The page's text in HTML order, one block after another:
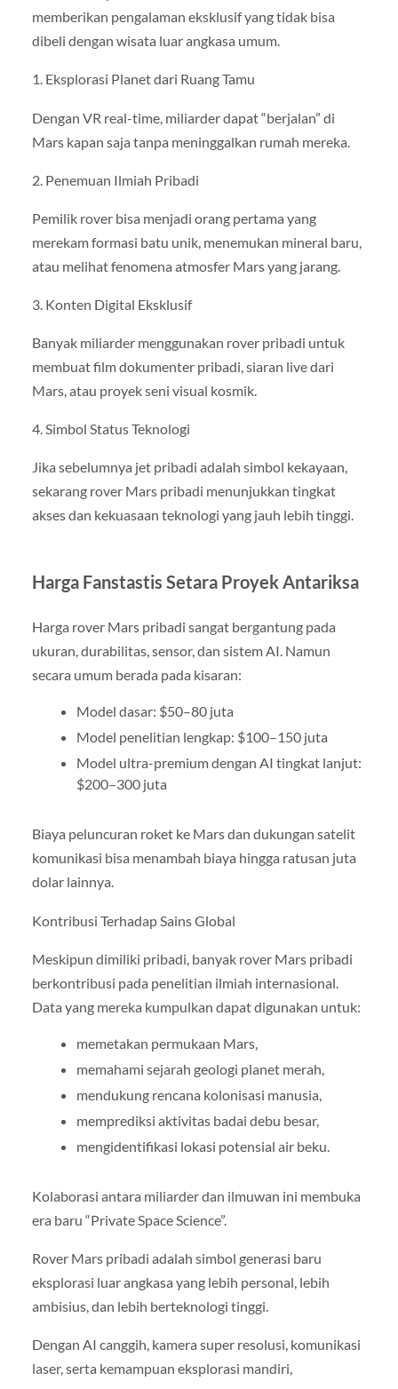
memberikan pengalaman eksklusif yang tidak bisa
dibeli dengan wisata luar angkasa umum.
1. Eksplorasi Planet dari Ruang Tamu
Dengan VR real-time, miliarder dapat “berjalan” di
Mars kapan saja tanpa meninggalkan rumah mereka.
2. Penemuan Ilmiah Pribadi
Pemilik rover bisa menjadi orang pertama yang
merekam formasi batu unik, menemukan mineral baru,
atau melihat fenomena atmosfer Mars yang jarang.
3. Konten Digital Eksklusif
Banyak miliarder menggunakan rover pribadi untuk
membuat film dokumenter pribadi, siaran live dari
Mars, atau proyek seni visual kosmik.
4. Simbol Status Teknologi
Jika sebelumnya jet pribadi adalah simbol kekayaan,
sekarang rover Mars pribadi menunjukkan tingkat
akses dan kekuasaan teknologi yang jauh lebih tinggi.
Harga Fanstastis Setara Proyek Antariksa
Harga rover Mars pribadi sangat bergantung pada
ukuran, durabilitas, sensor, dan sistem AI. Namun
secara umum berada pada kisaran:
Model dasar: $50–80 juta
Model penelitian lengkap: $100–150 juta
Model ultra-premium dengan AI tingkat lanjut:
$200–300 juta
Biaya peluncuran roket ke Mars dan dukungan satelit
komunikasi bisa menambah biaya hingga ratusan juta
dolar lainnya.
Kontribusi Terhadap Sains Global
Meskipun dimiliki pribadi, banyak rover Mars pribadi
berkontribusi pada penelitian ilmiah internasional.
Data yang mereka kumpulkan dapat digunakan untuk:
memetakan permukaan Mars,
memahami sejarah geologi planet merah,
mendukung rencana kolonisasi manusia,
memprediksi aktivitas badai debu besar,
mengidentifikasi lokasi potensial air beku.
Kolaborasi antara miliarder dan ilmuwan ini membuka
era baru “Private Space Science”.
Rover Mars pribadi adalah simbol generasi baru
eksplorasi luar angkasa yang lebih personal, lebih
ambisius, dan lebih berteknologi tinggi.
Dengan AI canggih, kamera super resolusi, komunikasi
laser, serta kemampuan eksplorasi mandiri,